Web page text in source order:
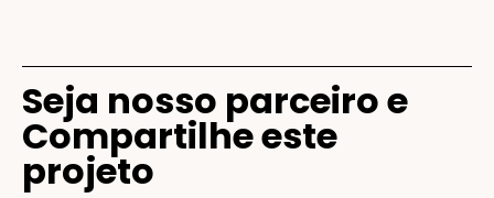
Seja nosso parceiro e
Compartilhe este
projeto